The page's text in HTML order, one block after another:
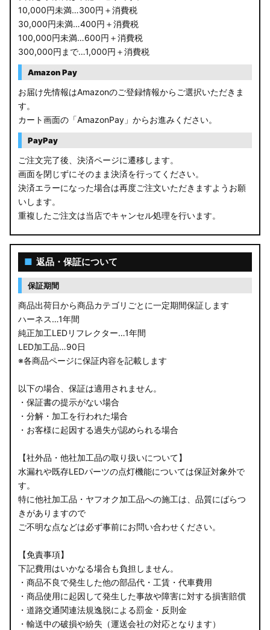
10,000円未満…300円＋消費税
30,000円未満…400円＋消費税
100,000円未満…600円＋消費税
300,000円まで…1,000円＋消費税
Amazon Pay
お届け先情報はAmazonのご登録情報からご選択いただきま
す。
カート画面の「AmazonPay」からお進みください。
PayPay
ご注文完了後、決済ページに遷移します。
画面を閉じずにそのまま決済を行ってください。
決済エラーになった場合は再度ご注文いただきますようお願
いします。
重複したご注文は当店でキャンセル処理を行います。
■ 返品・保証について
保証期間
商品出荷日から商品カテゴリごとに一定期間保証します
ハーネス…1年間
純正加工LEDリフレクター…1年間
LED加工品…90日
※各商品ページに保証内容を記載します
以下の場合、保証は適用されません。
・保証書の提示がない場合
・分解・加工を行われた場合
・お客様に起因する過失が認められる場合
【社外品・他社加工品の取り扱いについて】
水漏れや既存LEDパーツの点灯機能については保証対象外で
す。
特に他社加工品・ヤフオク加工品への施工は、品質にばらつ
きがありますので
ご不明な点などは必ず事前にお問い合わせください。
【免責事項】
下記費用はいかなる場合も負担しません。
・商品不良で発生した他の部品代・工賃・代車費用
・商品使用に起因して発生した事故や障害に対する損害賠償
・道路交通関連法規逸脱による罰金・反則金
・輸送中の破損や紛失（運送会社の対応となります）